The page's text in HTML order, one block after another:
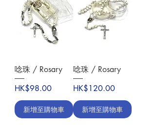
唸珠 / Rosary
價格
HK$98.00
新增至購物車
唸珠 / Rosary
價格
HK$120.00
新增至購物車